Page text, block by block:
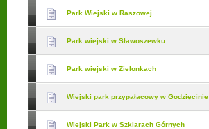
Park Wiejski w Raszowej
Park wiejski w Sławoszewku
Park wiejski w Zielonkach
Wiejski park przypałacowy w Godzięcinie
Wiejski Park w Szklarach Górnych